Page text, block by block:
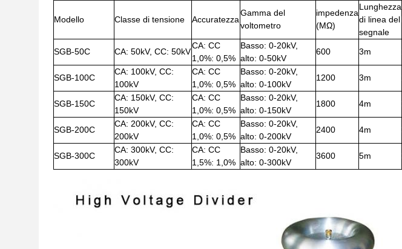
Modello Classe di tensione Accuratezza
Gamma del
voltometro
impedenza
(MΩ)
Lunghezza
di linea del
segnale
SGB-50C CA: 50kV, CC: 50kV
CA: CC
1,0%: 0,5%
Basso: 0-20kV,
alto: 0-50kV
600 3m
SGB-100C
CA: 100kV, CC:
100kV
CA: CC
1,0%: 0,5%
Basso: 0-20kV,
alto: 0-100kV
1200 3m
SGB-150C
CA: 150kV, CC:
150kV
CA: CC
1,0%: 0,5%
Basso: 0-20kV,
alto: 0-150kV
1800 4m
SGB-200C
CA: 200kV, CC:
200kV
CA: CC
1,0%: 0,5%
Basso: 0-20kV,
alto: 0-200kV
2400 4m
SGB-300C
CA: 300kV, CC:
300kV
CA: CC
1,5%: 1,0%
Basso: 0-20kV,
alto: 0-300kV
3600 5m